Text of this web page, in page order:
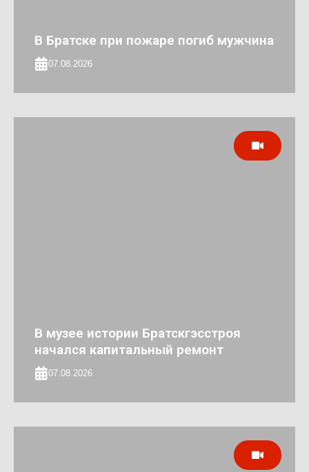
В Братске при пожаре погиб мужчина
07.08.2026
В музее истории Братскгэсстроя
начался капитальный ремонт
07.08.2026